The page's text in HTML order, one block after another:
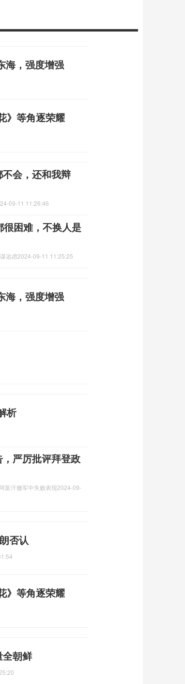
海，强度增强
》等角逐荣耀
会，还和我辩
09-11 11:26:46
困难，不换人是
远虑2024-09-11 11:25:25
海，强度增强
析
严厉批评拜登政
富汗撤军中失败表现2024-09-
否认
》等角逐荣耀
朝鲜